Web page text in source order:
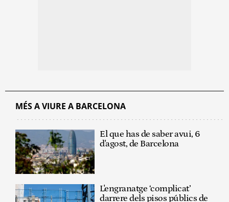
MÉS A VIURE A BARCELONA
El que has de saber avui, 6
d'agost, de Barcelona
L'engranatge ‘complicat’
darrere dels pisos públics de